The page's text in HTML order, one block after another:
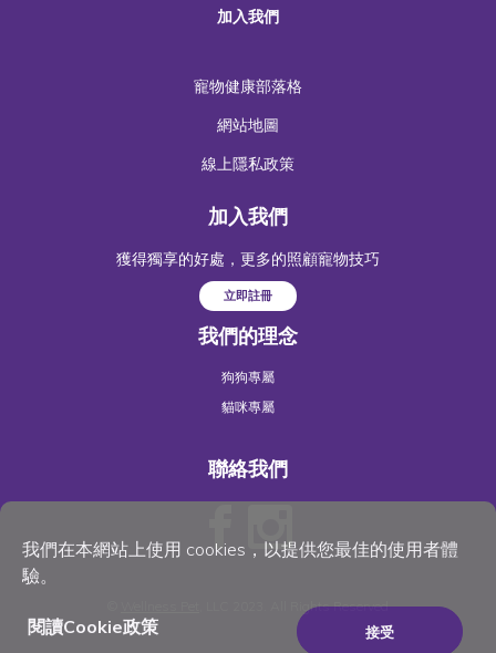
我們在本網站上使用 cookies，以提供您最佳的使用者體
驗。
閱讀Cookie政策 接受
加入我們
寵物健康部落格
網站地圖
線上隱私政策
加入我們
獲得獨享的好處，更多的照顧寵物技巧
立即註冊
我們的理念
狗狗專屬
貓咪專屬
聯絡我們
, LLC 2023. All Rights Reserved